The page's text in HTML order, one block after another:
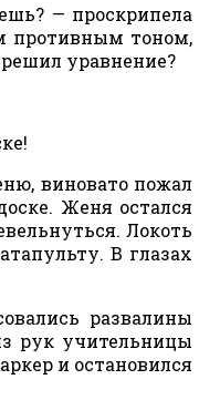
— проскрипела
противным тоном,
уравнение?
виновато пожал
Женя остался
Локоть
В глазах
развалины
рук учительницы
и остановился